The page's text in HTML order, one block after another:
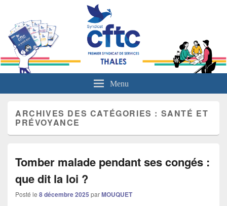
L'actualité sociale du groupe Thales
Menu
ARCHIVES DES CATÉGORIES : SANTÉ ET
PRÉVOYANCE
Tomber malade pendant ses congés :
que dit la loi ?
Posté le 8 décembre 2025 parMOUQUET